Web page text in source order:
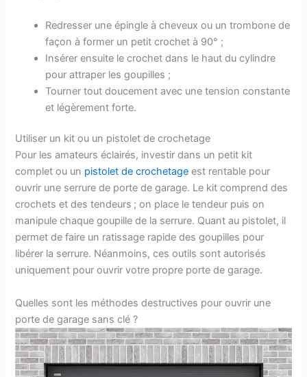
Redresser une épingle à cheveux ou un trombone de
façon à former un petit crochet à 90° ;
Insérer ensuite le crochet dans le haut du cylindre
pour attraper les goupilles ;
Tourner tout doucement avec une tension constante
et légèrement forte.
Utiliser un kit ou un pistolet de crochetage
Pour les amateurs éclairés, investir dans un petit kit
complet ou un pistolet de crochetage est rentable pour
ouvrir une serrure de porte de garage. Le kit comprend des
crochets et des tendeurs ; on place le tendeur puis on
manipule chaque goupille de la serrure. Quant au pistolet, il
permet de faire un ratissage rapide des goupilles pour
libérer la serrure. Néanmoins, ces outils sont autorisés
uniquement pour ouvrir votre propre porte de garage.
Quelles sont les méthodes destructives pour ouvrir une
porte de garage sans clé ?